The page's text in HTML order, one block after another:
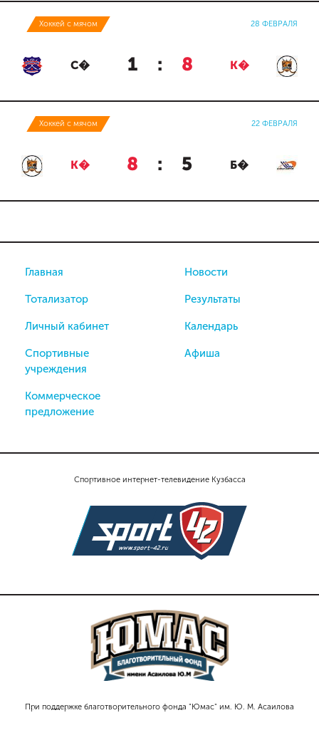
Хоккей с мячом 28 ФЕВРАЛЯ
С� 1 : 8 К�
Хоккей с мячом 22 ФЕВРАЛЯ
К� 8 : 5 Б�
Спортивное интернет-телевидение Кузбасса
При поддержке благотворительного фонда "Юмас" им. Ю. М. Асаилова
Главная
Тотализатор
Личный кабинет
Спортивные
учреждения
Коммерческое
предложение
Новости
Результаты
Календарь
Афиша